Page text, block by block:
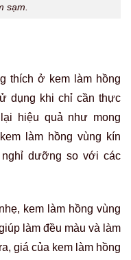
sạm.
thích ở kem làm hồng
dụng khi chỉ cần thực
hiệu quả như mong
làm hồng vùng kín
dưỡng so với các
kem làm hồng vùng
làm đều màu và làm
giá của kem làm hồng